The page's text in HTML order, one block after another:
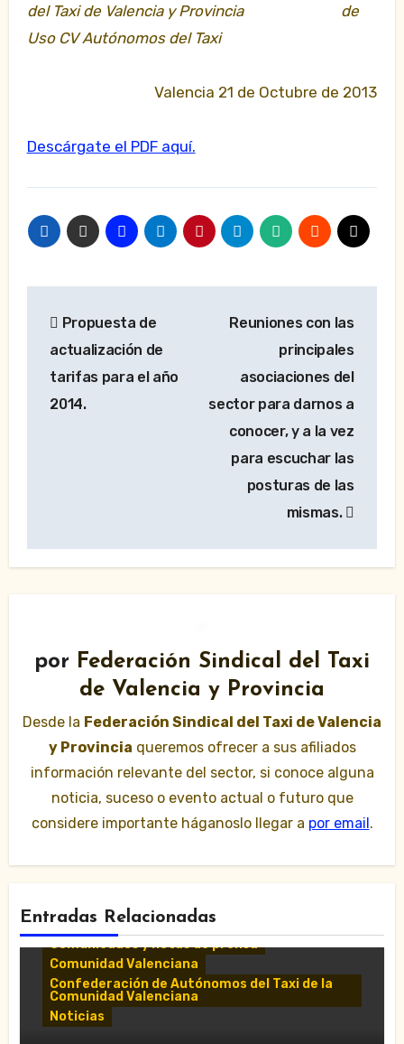
del Taxi de Valencia y Provincia de
Uso CV Autónomos del Taxi
Valencia 21 de Octubre de 2013
Descárgate el PDF aquí.
de
entradas
Propuesta de
actualización de
tarifas para el año
2014.
Reuniones con las
principales
asociaciones del
sector para darnos a
conocer, y a la vez
para escuchar las
posturas de las
mismas.
por Federación Sindical del Taxi
de Valencia y Provincia
Desde la Federación Sindical del Taxi de Valencia
y Provincia queremos ofrecer a sus afiliados
información relevante del sector, si conoce alguna
noticia, suceso o evento actual o futuro que
considere importante háganoslo llegar a por email .
Entradas Relacionadas
Comunicados y notas de prensa
Comunidad Valenciana
Confederación de Autónomos del Taxi de la
Comunidad Valenciana
Noticias